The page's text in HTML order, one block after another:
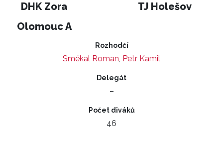
DHK Zora
Olomouc A
TJ Holešov
Rozhodčí
Smékal Roman, Petr Kamil
Delegát
–
Počet diváků
46